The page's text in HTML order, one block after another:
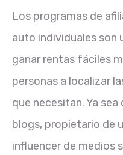
Los programas de
auto individuales son
ganar rentas fáciles
personas a localizar
que necesitan. Ya
blogs, propietario de
influencer de medios